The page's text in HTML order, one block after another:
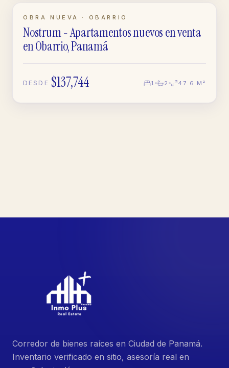
EN CONSTRUCCIÓN
APARTAMENTO
OBRA NUEVA · OBARRIO
Nostrum - Apartamentos nuevos en venta
en Obarrio, Panamá
DESDE $137,744 1 2 47.6 M²
Corredor de bienes raíces en Ciudad de Panamá.
Inventario verificado en sitio, asesoría real en